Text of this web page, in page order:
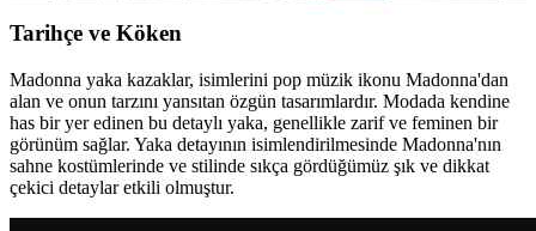
Tarihçe ve Köken
Madonna yaka kazaklar, isimlerini pop müzik ikonu Madonna'dan
alan ve onun tarzını yansıtan özgün tasarımlardır. Modada kendine
has bir yer edinen bu detaylı yaka, genellikle zarif ve feminen bir
görünüm sağlar. Yaka detayının isimlendirilmesinde Madonna'nın
sahne kostümlerinde ve stilinde sıkça gördüğümüz şık ve dikkat
çekici detaylar etkili olmuştur.